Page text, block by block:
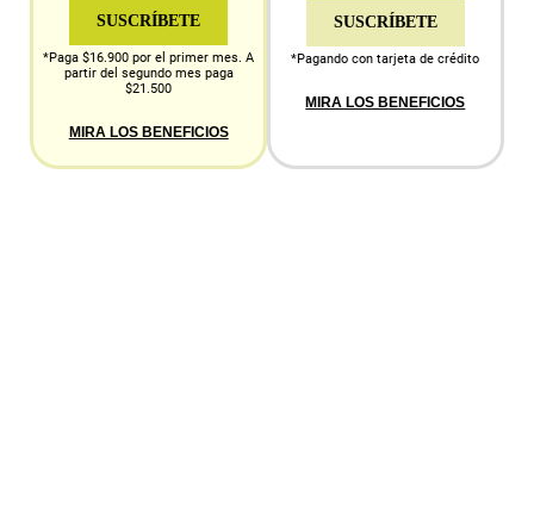
SUSCRÍBETE
*Paga $16.900 por el primer mes. A
partir del segundo mes paga
$21.500
MIRA LOS BENEFICIOS
SUSCRÍBETE
*Pagando con tarjeta de crédito
MIRA LOS BENEFICIOS